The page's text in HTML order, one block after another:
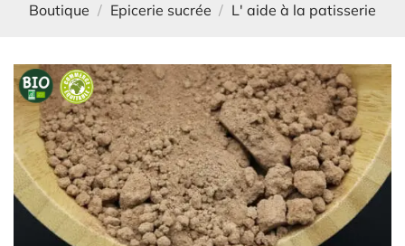
Boutique / Epicerie sucrée / L' aide à la patisserie